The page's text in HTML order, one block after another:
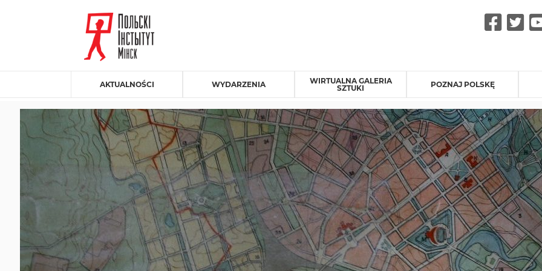
AKTUALNOŚCI WYDARZENIA
WIRTUALNA GALERIA
SZTUKI
POZNAJ POLSKĘ